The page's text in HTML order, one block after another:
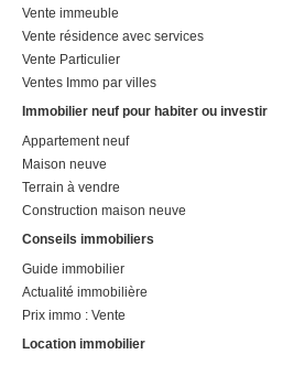
Vente immeuble
Vente résidence avec services
Vente Particulier
Ventes Immo par villes
Immobilier neuf pour habiter ou investir
Appartement neuf
Maison neuve
Terrain à vendre
Construction maison neuve
Conseils immobiliers
Guide immobilier
Actualité immobilière
Prix immo : Vente
Location immobilier